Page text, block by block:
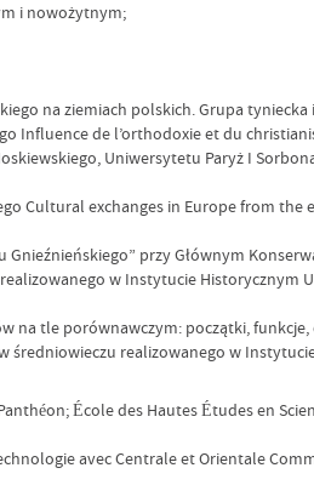
i nowożytnym;
na ziemiach polskich. Grupa tyniecka i
de l’orthodoxie et du
Uniwersytetu Paryż I
Cultural exchanges in Europe from
Gnieźnieńskiego” przy Głównym
w Instytucie Historycznym
tle porównawczym: początki, funkcje,
realizowanego w
École des Hautes Études en
avec Centrale et Orientale